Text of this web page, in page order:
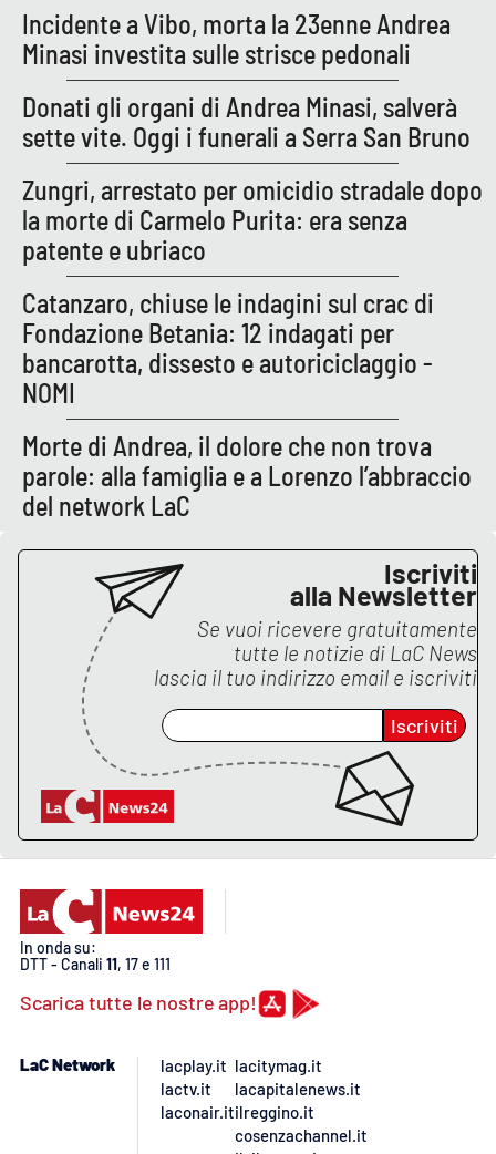
Storie
LAC
NETWORK
Lacplay.it
Lactv.it
Laconair.it
Lacitymag.it
Lacapitalenews.it
Ilreggino.it
Cosenzachannel.it
Catanzarochannel.it
Android
Apple
Incidente a Vibo, morta la 23enne Andrea
Minasi investita sulle strisce pedonali
Donati gli organi di Andrea Minasi, salverà
sette vite. Oggi i funerali a Serra San Bruno
Zungri, arrestato per omicidio stradale dopo
la morte di Carmelo Purita: era senza
patente e ubriaco
Catanzaro, chiuse le indagini sul crac di
Fondazione Betania: 12 indagati per
bancarotta, dissesto e autoriciclaggio -
NOMI
Morte di Andrea, il dolore che non trova
parole: alla famiglia e a Lorenzo l’abbraccio
del network LaC
Iscriviti
alla Newsletter
Se vuoi ricevere gratuitamente
tutte le notizie di LaC News
lascia il tuo indirizzo email e iscriviti
Iscriviti
In onda su:
DTT - Canali 11, 17 e 111
Scarica tutte le nostre app!
LaC Network
lacplay.it
lactv.it
laconair.it
lacitymag.it
lacapitalenews.it
ilreggino.it
cosenzachannel.it